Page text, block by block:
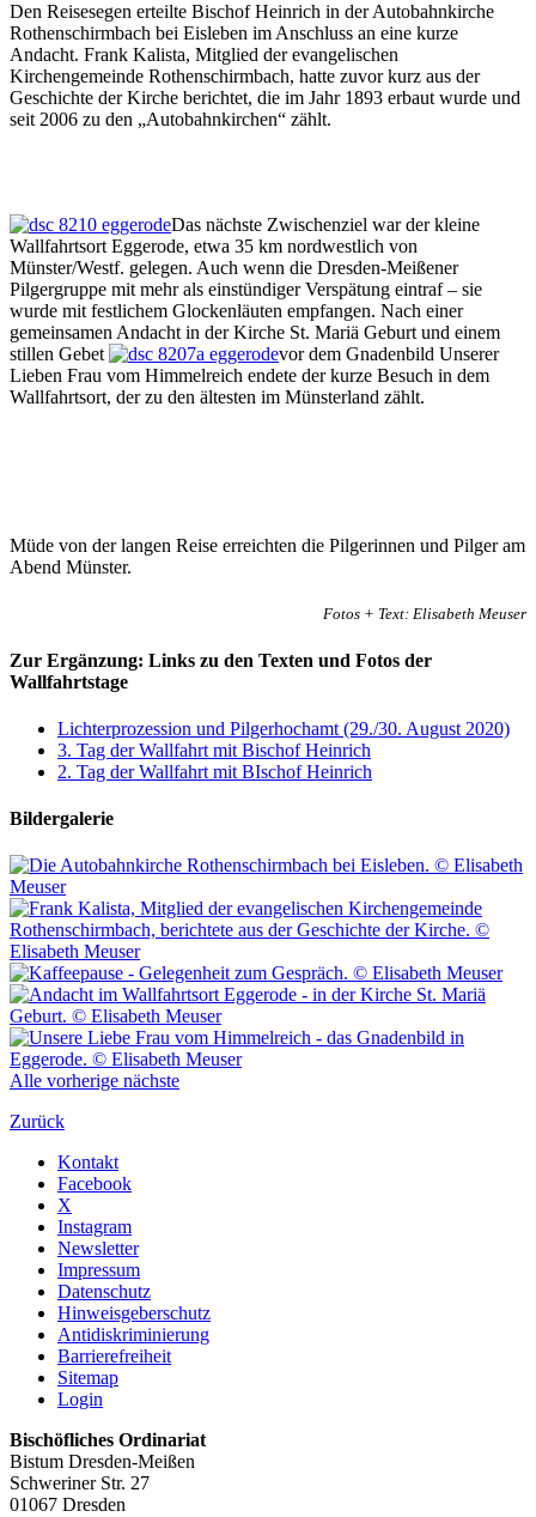
Den Reisesegen erteilte Bischof Heinrich in der Autobahnkirche
Rothenschirmbach bei Eisleben im Anschluss an eine kurze
Andacht. Frank Kalista, Mitglied der evangelischen
Kirchengemeinde Rothenschirmbach, hatte zuvor kurz aus der
Geschichte der Kirche berichtet, die im Jahr 1893 erbaut wurde und
seit 2006 zu den „Autobahnkirchen“ zählt.
Das nächste Zwischenziel war der kleine
Wallfahrtsort Eggerode, etwa 35 km nordwestlich von
Münster/Westf. gelegen. Auch wenn die Dresden-Meißener
Pilgergruppe mit mehr als einstündiger Verspätung eintraf – sie
wurde mit festlichem Glockenläuten empfangen. Nach einer
gemeinsamen Andacht in der Kirche St. Mariä Geburt und einem
stillen Gebet
vor dem Gnadenbild Unserer
Lieben Frau vom Himmelreich endete der kurze Besuch in dem
Wallfahrtsort, der zu den ältesten im Münsterland zählt.
Müde von der langen Reise erreichten die Pilgerinnen und Pilger am
Abend Münster.
Fotos + Text: Elisabeth Meuser
Zur Ergänzung: Links zu den Texten und Fotos der
Wallfahrtstage
Lichterprozession und Pilgerhochamt (29./30. August 2020)
3. Tag der Wallfahrt mit Bischof Heinrich
2. Tag der Wallfahrt mit BIschof Heinrich
Bildergalerie
Alle vorherige nächste
Zurück
Kontakt
Facebook
X
Instagram
Newsletter
Impressum
Datenschutz
Hinweisgeberschutz
Antidiskriminierung
Barrierefreiheit
Sitemap
Login
Bischöfliches Ordinariat
Bistum Dresden-Meißen
Schweriner Str. 27
01067 Dresden